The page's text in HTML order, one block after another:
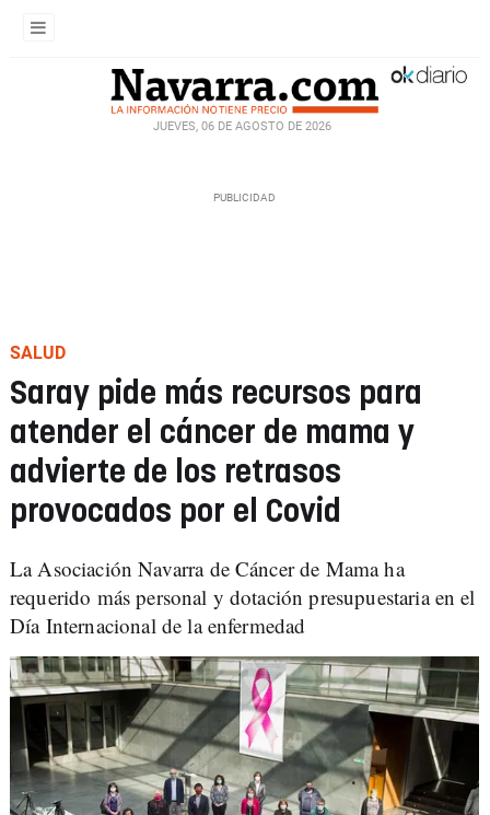
JUEVES, 06 DE AGOSTO DE 2026
SALUD
Saray pide más recursos para
atender el cáncer de mama y
advierte de los retrasos
provocados por el Covid
La Asociación Navarra de Cáncer de Mama ha
requerido más personal y dotación presupuestaria en el
Día Internacional de la enfermedad